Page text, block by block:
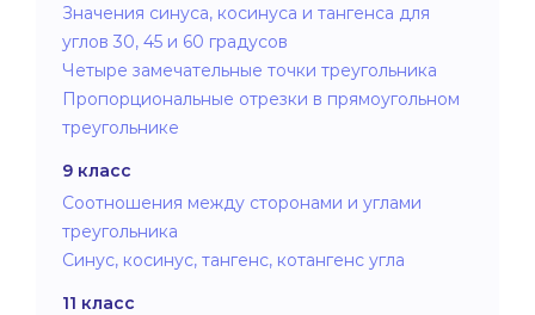
Значения синуса, косинуса и тангенса для
углов 30, 45 и 60 градусов
Четыре замечательные точки треугольника
Пропорциональные отрезки в прямоугольном
треугольнике
9 класс
Соотношения между сторонами и углами
треугольника
Синус, косинус, тангенс, котангенс угла
11 класс